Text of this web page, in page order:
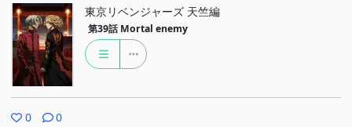
東京リベンジャーズ 天竺編
第39話 Mortal enemy
0 0